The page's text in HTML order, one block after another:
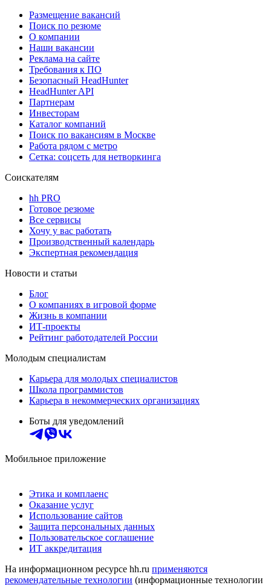
Размещение вакансий
Поиск по резюме
О компании
Наши вакансии
Реклама на сайте
Требования к ПО
Безопасный HeadHunter
HeadHunter API
Партнерам
Инвесторам
Каталог компаний
Поиск по вакансиям в Москве
Работа рядом с метро
Сетка: соцсеть для нетворкинга
Соискателям
hh PRO
Готовое резюме
Все сервисы
Хочу у вас работать
Производственный календарь
Экспертная рекомендация
Новости и статьи
Блог
О компаниях в игровой форме
Жизнь в компании
ИТ-проекты
Рейтинг работодателей России
Молодым специалистам
Карьера для молодых специалистов
Школа программистов
Карьера в некоммерческих организациях
Боты для уведомлений
Мобильное приложение
Этика и комплаенс
Оказание услуг
Использование сайтов
Защита персональных данных
Пользовательское соглашение
ИТ аккредитация
На информационном ресурсе hh.ru применяются
рекомендательные технологии (информационные технологии